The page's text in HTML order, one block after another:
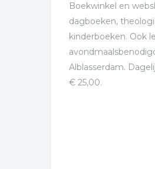
Boekwinkel en
dagboeken,
kinderboeken. Ook
Alblasserdam.
€ 25,00.